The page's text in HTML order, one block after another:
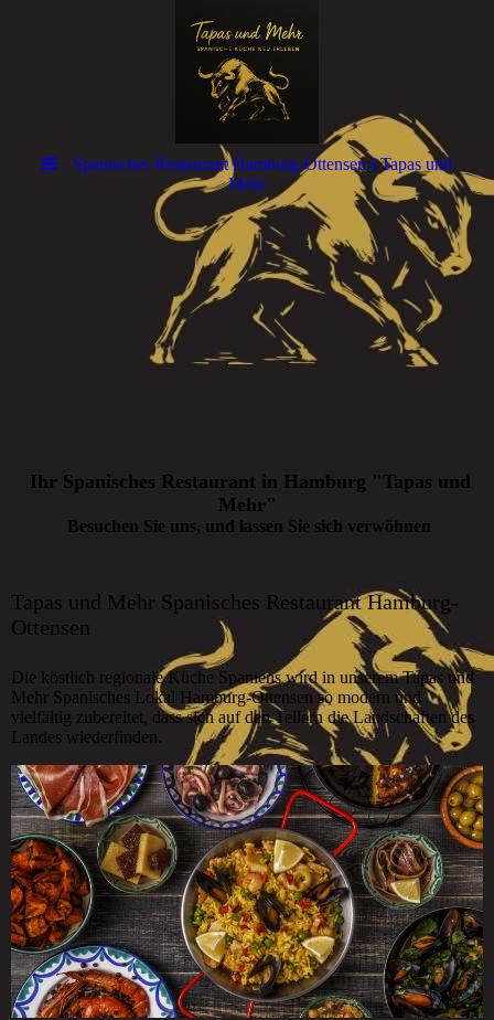
Spanisches Restaurant Hamburg-Ottensen I Tapas und
Mehr
Ihr Spanisches Restaurant in Hamburg "Tapas und
Mehr"
Besuchen Sie uns, und lassen Sie sich verwöhnen
Tapas und Mehr Spanisches Restaurant Hamburg-
Ottensen
Die köstlich regionale Küche Spaniens wird in unserem Tapas und
Mehr Spanisches Lokal Hamburg-Ottensen so modern und
vielfältig zubereitet, dass sich auf den Tellern die Landschaften des
Landes wiederfinden.